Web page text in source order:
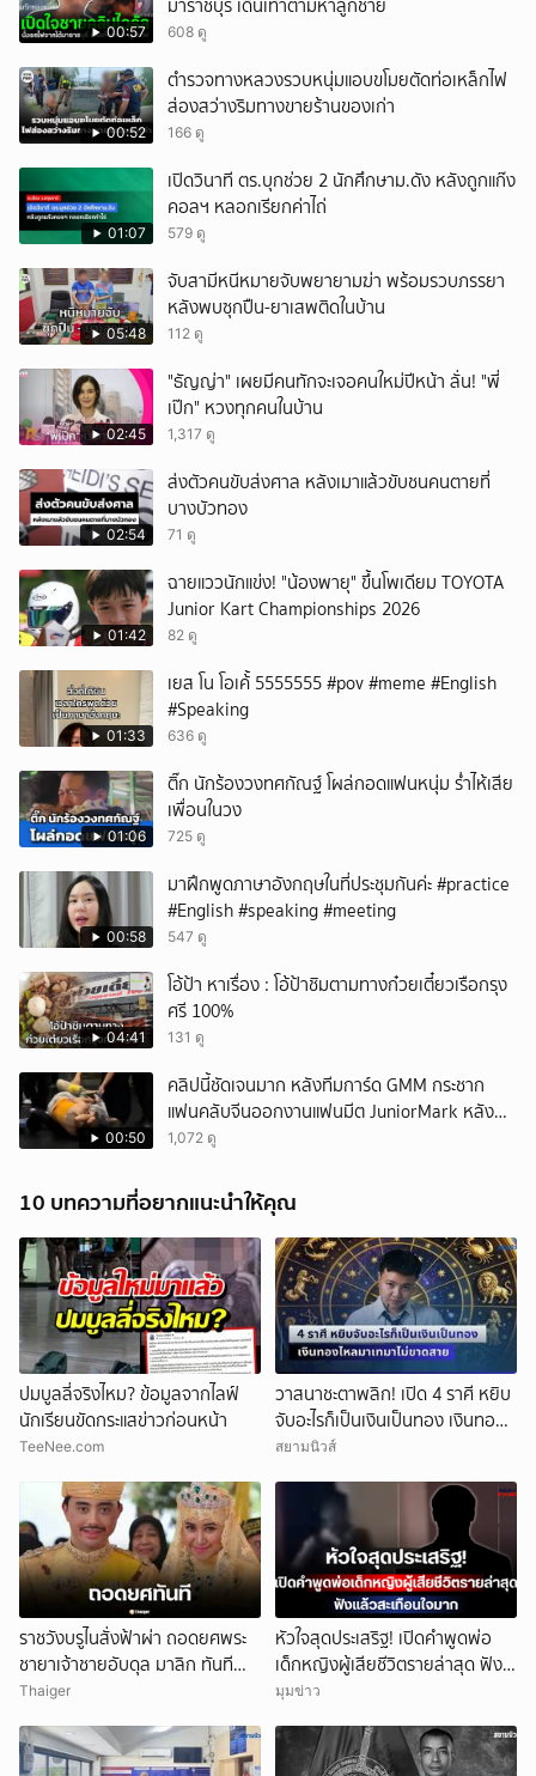
00:57
มาราชบุรี เดินเท้าตามหาลูกชาย
608 ดู
00:52
ตำรวจทางหลวงรวบหนุ่มแอบขโมยตัดท่อเหล็กไฟ
ส่องสว่างริมทางขายร้านของเก่า
166 ดู
01:07
เปิดวินาที ตร.บุกช่วย 2 นักศึกษาม.ดัง หลังถูกแก๊ง
คอลฯ หลอกเรียกค่าไถ่
579 ดู
05:48
จับสามีหนีหมายจับพยายามฆ่า พร้อมรวบภรรยา
หลังพบซุกปืน-ยาเสพติดในบ้าน
112 ดู
02:45
"ธัญญ่า" เผยมีคนทักจะเจอคนใหม่ปีหน้า ลั่น! "พี่
เป๊ก" หวงทุกคนในบ้าน
1,317 ดู
02:54
ส่งตัวคนขับส่งศาล หลังเมาแล้วขับชนคนตายที่
บางบัวทอง
71 ดู
01:42
ฉายแววนักแข่ง! "น้องพายุ" ขึ้นโพเดียม TOYOTA
Junior Kart Championships 2026
82 ดู
01:33
เยส โน โอเค้้้้ 5555555 #pov #meme #English
#Speaking
636 ดู
01:06
ติ๊ก นักร้องวงทศกัณฐ์ โผล่กอดแฟนหนุ่ม ร่ำไห้เสีย
เพื่อนในวง
725 ดู
00:58
มาฝึกพูดภาษาอังกฤษในที่ประชุมกันค่ะ #practice
#English #speaking #meeting
547 ดู
04:41
โอ้ป้า หาเรื่อง : โอ้ป้าชิมตามทางก๋วยเตี๋ยวเรือกรุง
ศรี 100%
131 ดู
00:50
คลิปนี้ชัดเจนมาก หลังทีมการ์ด GMM กระชาก
แฟนคลับจีนออกงานแฟนมีต JuniorMark หลัง
ฝ่าฝืนกติกาจองคิว
1,072 ดู
10 บทความที่อยากแนะนำให้คุณ
ปมบูลลี่จริงไหม? ข้อมูลจากไลฟ์
นักเรียนขัดกระแสข่าวก่อนหน้า
TeeNee.com
วาสนาชะตาพลิก! เปิด 4 ราศี หยิบ
จับอะไรก็เป็นเงินเป็นทอง เงินทอง
ไหลมาเทมาไม่ขาดสาย
สยามนิวส์
ราชวังบรูไนสั่งฟ้าผ่า ถอดยศพระ
ชายาเจ้าชายอับดุล มาลิก ทันที
อ้างพฤติกรรมกระทบพระเกียรติ
Thaiger
หัวใจสุดประเสริฐ! เปิดคำพูดพ่อ
เด็กหญิงผู้เสียชีวิตรายล่าสุด ฟัง
แล้วสะเทือนใจมาก
มุมข่าว